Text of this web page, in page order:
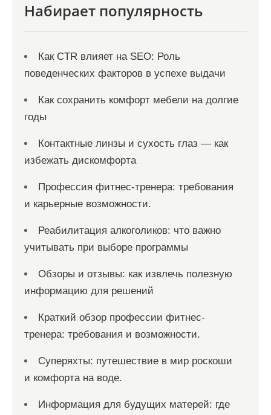
Набирает популярность
Как CTR влияет на SEO: Роль
поведенческих факторов в успехе выдачи
Как сохранить комфорт мебели на долгие
годы
Контактные линзы и сухость глаз — как
избежать дискомфорта
Профессия фитнес-тренера: требования
и карьерные возможности.
Реабилитация алкоголиков: что важно
учитывать при выборе программы
Обзоры и отзывы: как извлечь полезную
информацию для решений
Краткий обзор профессии фитнес-
тренера: требования и возможности.
Суперяхты: путешествие в мир роскоши
и комфорта на воде.
Информация для будущих матерей: где